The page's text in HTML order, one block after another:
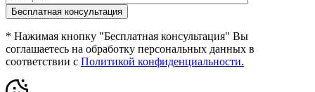
* Нажимая кнопку "Бесплатная консультация" Вы
соглашаетесь на обработку персональных данных в
соответствии с Политикой конфиденциальности.